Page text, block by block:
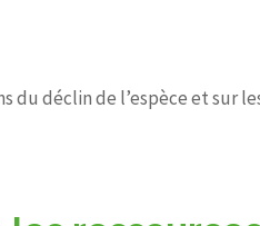
du déclin de l’espèce et sur